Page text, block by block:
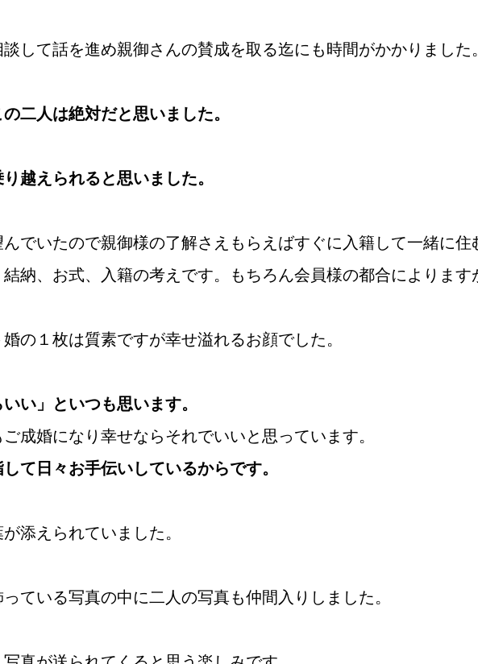
して話を進め親御さんの賛成を取る迄にも時間がかかりました。
二人は絶対だと思いました。
越えられると思いました。
でいたので親御様の了解さえもらえばすぐに入籍して一緒に住
結納、お式、入籍の考えです。もちろん会員様の都合によります
の１枚は質素ですが幸せ溢れるお顔でした。
い」といつも思います。
成婚になり幸せならそれでいいと思っています。
て日々お手伝いしているからです。
添えられていました。
ている写真の中に二人の写真も仲間入りしました。